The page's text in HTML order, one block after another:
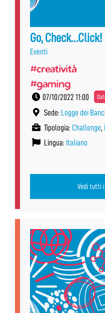
Go, Check…Click!
Eventi
#creatività
#gaming
07/10/2022 11:00
Sede: Logge dei
Tipologia: Challenge,
Lingua: Italiano
Vedi tutti